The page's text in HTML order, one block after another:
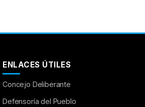
ENLACES ÚTILES
Concejo Deliberante
Defensoría del Pueblo